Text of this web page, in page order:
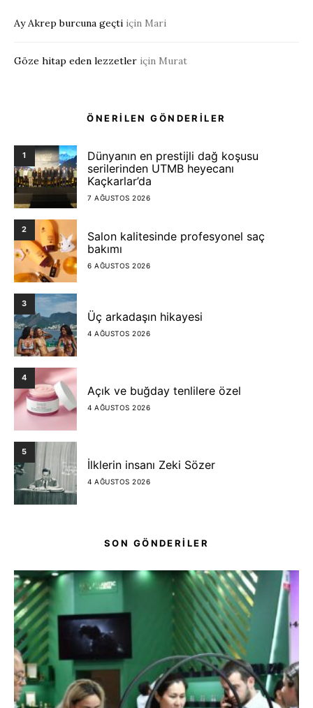
Ay Akrep burcuna geçti için Mari
Göze hitap eden lezzetler için Murat
ÖNERİLEN GÖNDERİLER
1
Dünyanın en prestijli dağ koşusu
serilerinden UTMB heyecanı
Kaçkarlar’da
7 AĞUSTOS 2026
2
Salon kalitesinde profesyonel saç
bakımı
6 AĞUSTOS 2026
3
Üç arkadaşın hikayesi
4 AĞUSTOS 2026
4
Açık ve buğday tenlilere özel
4 AĞUSTOS 2026
5
İlklerin insanı Zeki Sözer
4 AĞUSTOS 2026
SON GÖNDERİLER